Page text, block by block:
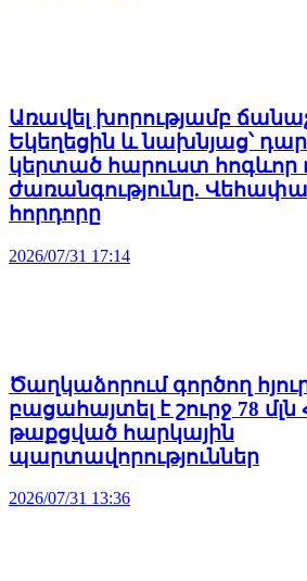
Առավել խորությամբ
Եկեղեցին և նախնյաց՝
կերտած հարուստ հոգևոր
ժառանգությունը.
հորդորը
2026/07/31 17:14
Ծաղկաձորում գործող
բացահայտել է շուրջ 78
թաքցված հարկային
պարտավորություններ
2026/07/31 13:36